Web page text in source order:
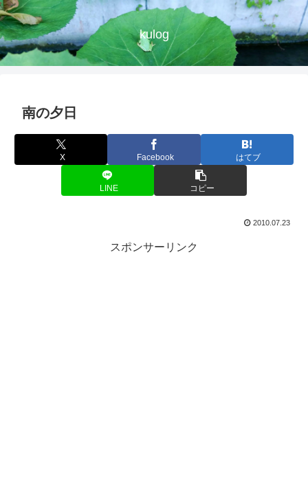
kulog
南の夕日
X Facebook はてブ
LINE コピー
2010.07.23
スポンサーリンク